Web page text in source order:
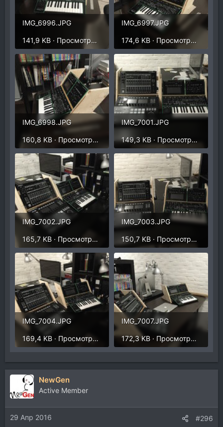
IMG_6996.JPG
141,9 KB · Просмотры: 277
IMG_6997.JPG
174,6 KB · Просмотры: 260
IMG_6998.JPG
160,8 KB · Просмотры: 268
IMG_7001.JPG
149,3 KB · Просмотры: 278
IMG_7002.JPG
165,7 KB · Просмотры: 260
IMG_7003.JPG
150,7 KB · Просмотры: 252
IMG_7004.JPG
169,4 KB · Просмотры: 255
IMG_7007.JPG
172,3 KB · Просмотры: 263
NewGen
Active Member
29 Апр 2016 #296